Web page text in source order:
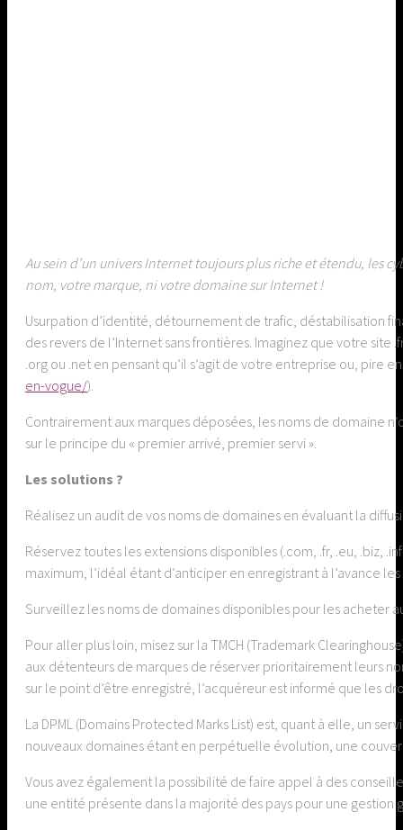
Au sein d’un univers Internet toujours plus riche et étendu, les
nom, votre marque, ni votre domaine sur Internet !
Usurpation d’identité, détournement de trafic, déstabilisation
des revers de l’Internet sans frontières. Imaginez que votre
.org ou .net en pensant qu’il s’agit de votre entreprise ou,
en-vogue/).
Contrairement aux marques déposées, les noms de domaine
sur le principe du « premier arrivé, premier servi ».
Les solutions ?
Réalisez un audit de vos noms de domaines en évaluant la
Réservez toutes les extensions disponibles (.com, .fr, .eu, .biz,
maximum, l’idéal étant d’anticiper en enregistrant à l’avance
Surveillez les noms de domaines disponibles pour les acheter
Pour aller plus loin, misez sur la TMCH (Trademark
aux détenteurs de marques de réserver prioritairement leurs
sur le point d’être enregistré, l’acquéreur est informé que les
La DPML (Domains Protected Marks List) est, quant à elle, un
nouveaux domaines étant en perpétuelle évolution, une
Vous avez également la possibilité de faire appel à des
une entité présente dans la majorité des pays pour une